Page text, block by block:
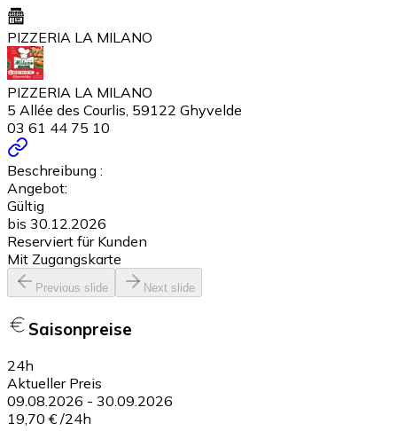
PIZZERIA LA MILANO
PIZZERIA LA MILANO
5 Allée des Courlis, 59122 Ghyvelde
03 61 44 75 10
Beschreibung :
Angebot:
Gültig
bis 30.12.2026
Reserviert für Kunden
Mit Zugangskarte
Previous slide Next slide
Saisonpreise
24h
Aktueller Preis
09.08.2026 - 30.09.2026
19,70 € /24h